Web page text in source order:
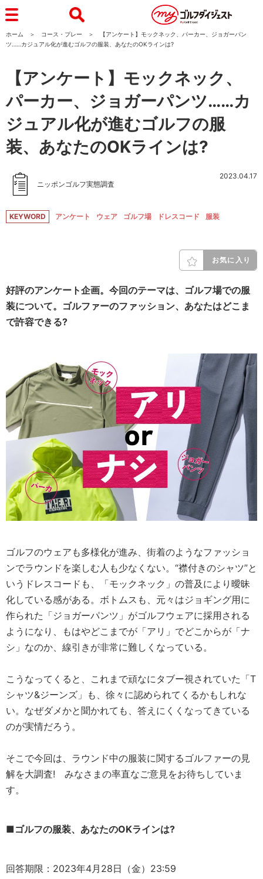
ホーム コース・プレー
【アンケート】モックネック、パーカー、ジョガーパン
ツ……カジュアル化が進むゴルフの服装、あなたのOKラインは?
【アンケート】モックネック、
パーカー、ジョガーパンツ……カ
ジュアル化が進むゴルフの服
装、あなたのOKラインは?
ニッポンゴルフ実態調査
2023.04.17
KEYWORD アンケート ウェア ゴルフ場 ドレスコード 服装
お気に入り
好評のアンケート企画。今回のテーマは、ゴルフ場での服
装について。ゴルファーのファッション、あなたはどこま
で許容できる?
ゴルフのウェアも多様化が進み、街着のようなファッショ
ンでラウンドを楽しむ人も少なくない。“襟付きのシャツ”と
いうドレスコードも、「モックネック」の普及により曖昧
化している感がある。ボトムスも、元々はジョギング用に
作られた「ジョガーパンツ」がゴルフウェアに採用される
ようになり、もはやどこまでが「アリ」でどこからが「ナ
シ」なのか、線引きが非常に難しくなっている。
こうなってくると、これまで頑なにタブー視されていた「T
シャツ&ジーンズ」も、徐々に認められてくるかもしれな
い。なぜダメかと聞かれても、答えにくくなってきている
のが実情だろう。
そこで今回は、ラウンド中の服装に関するゴルファーの見
解を大調査! みなさまの率直なご意見をお待ちしていま
す。
■ゴルフの服装、あなたのOKラインは?
回答期限：2023年4月28日（金）23:59